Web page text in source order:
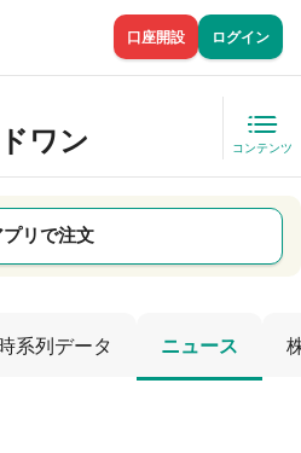
口座開設 ログイン
ワン コンテンツ
リで注文
系列データ ニュース